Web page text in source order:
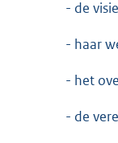
- de
- haar
- het
- de